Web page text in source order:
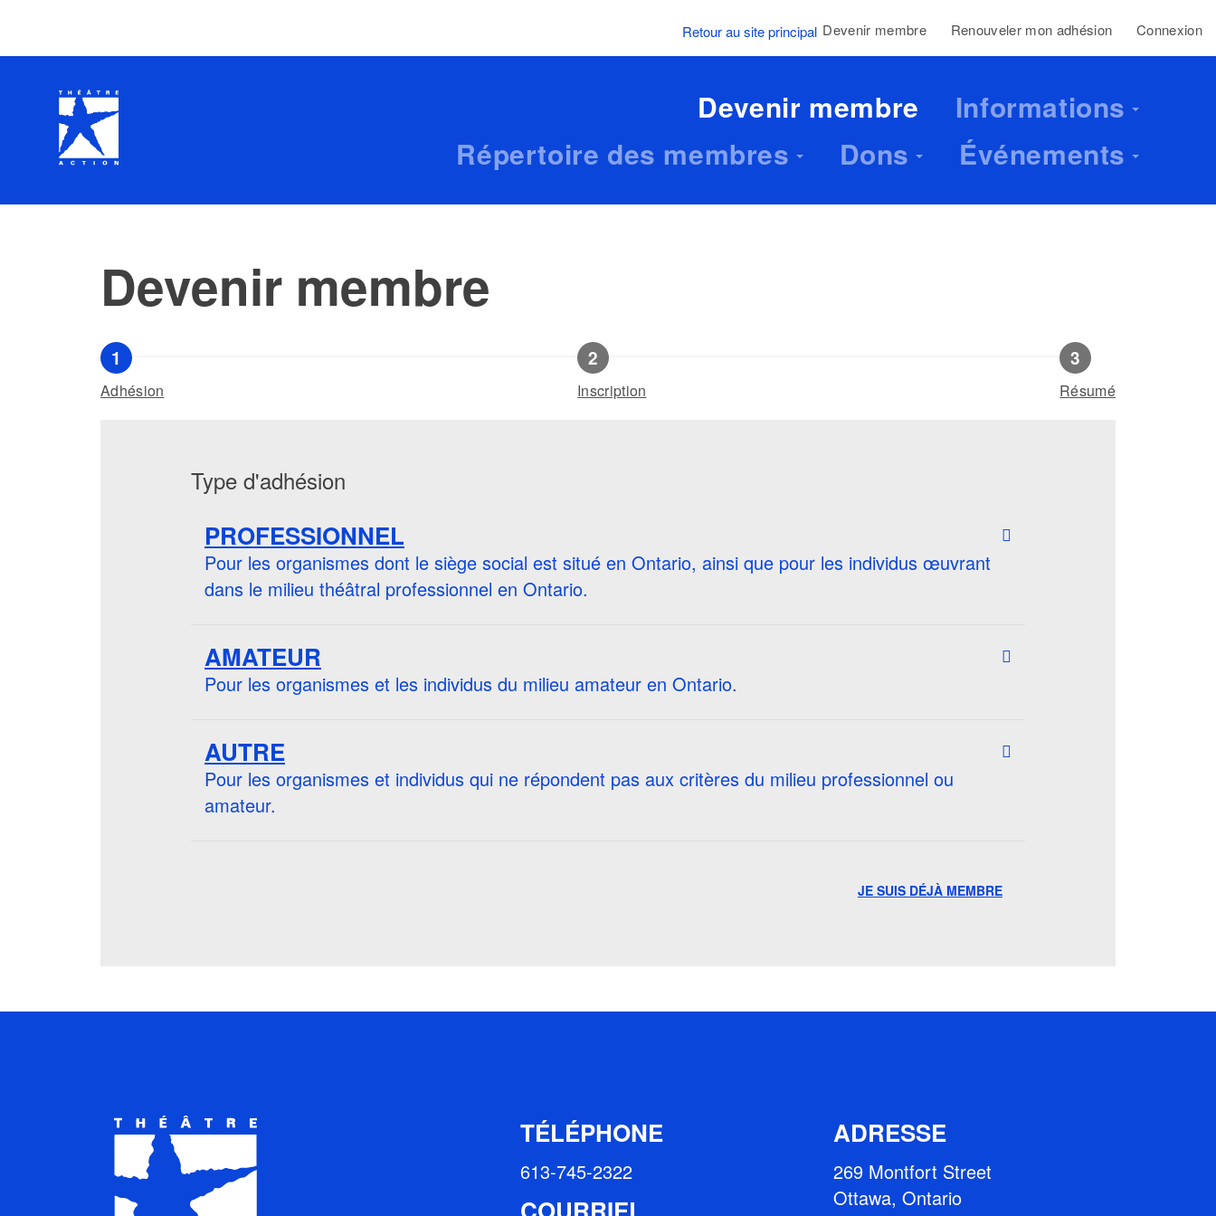
Retour au site principal Devenir membre Renouveler mon adhésion Connexion
Devenir membre
Informations
Répertoire des membres
Dons Événements
Devenir membre
Adhésion Inscription Résumé
Type d'adhésion
PROFESSIONNEL
Pour les organismes dont le siège social est situé en Ontario, ainsi que pour les individus œuvrant
dans le milieu théâtral professionnel en Ontario.
AMATEUR
Pour les organismes et les individus du milieu amateur en Ontario.
AUTRE
Pour les organismes et individus qui ne répondent pas aux critères du milieu professionnel ou
amateur.
JE SUIS DÉJÀ MEMBRE
ADRESSE
269 Montfort Street
Ottawa, Ontario
TÉLÉPHONE
613-745-2322